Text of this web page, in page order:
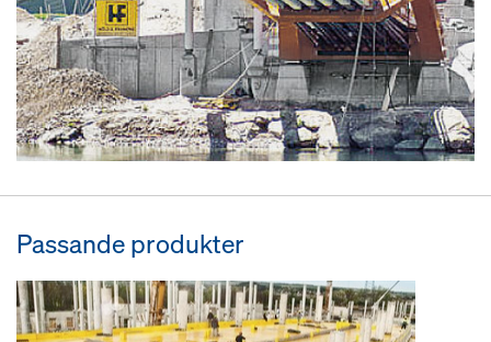
Passande produkter